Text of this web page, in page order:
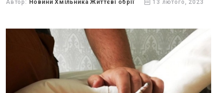
Автор: Новини Хмільника Життєві обрії 13 лютого, 2023